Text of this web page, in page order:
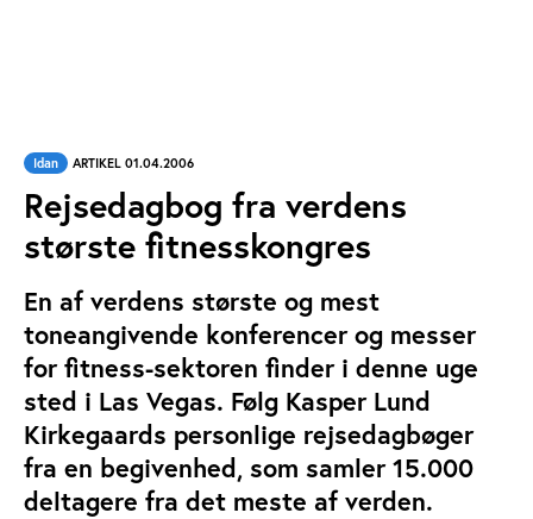
Idan ARTIKEL 01.04.2006
Rejsedagbog fra verdens
største fitnesskongres
En af verdens største og mest
toneangivende konferencer og messer
for fitness-sektoren finder i denne uge
sted i Las Vegas. Følg Kasper Lund
Kirkegaards personlige rejsedagbøger
fra en begivenhed, som samler 15.000
deltagere fra det meste af verden.